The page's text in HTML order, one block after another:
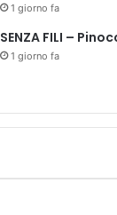
1 giorno fa
SENZA FILI –
1 giorno fa